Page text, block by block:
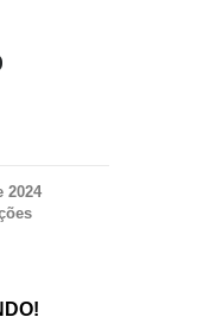
2024